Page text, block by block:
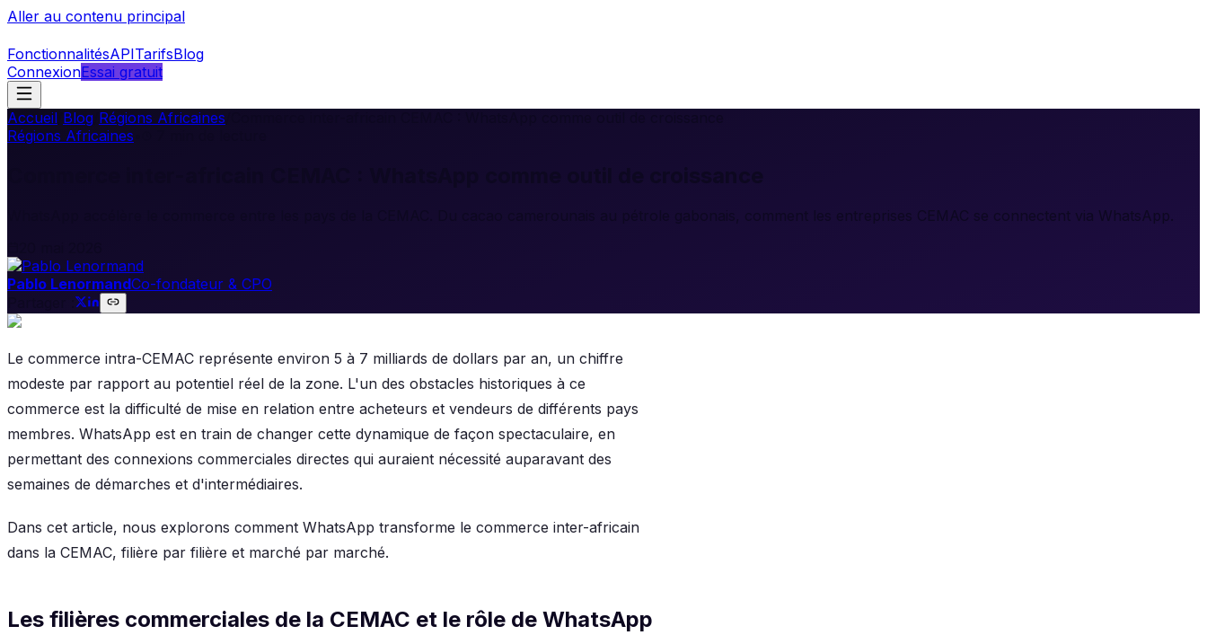
Aller au contenu principal
FonctionnalitésAPITarifsBlog
ConnexionEssai gratuit
Accueil Blog Régions Africaines
Régions Africaines
WhatsApp accélère le commerce entre les pays de la CEMAC. Du cacao camerounais au pétrole gabonais, comment les entreprises CEMAC se connectent via WhatsApp.
Pablo LenormandCo-fondateur & CPO
Le commerce intra-CEMAC représente environ 5 à 7 milliards de dollars par an, un chiffre
modeste par rapport au potentiel réel de la zone. L'un des obstacles historiques à ce
commerce est la difficulté de mise en relation entre acheteurs et vendeurs de différents pays
membres. WhatsApp est en train de changer cette dynamique de façon spectaculaire, en
permettant des connexions commerciales directes qui auraient nécessité auparavant des
semaines de démarches et d'intermédiaires.
Dans cet article, nous explorons comment WhatsApp transforme le commerce inter-africain
dans la CEMAC, filière par filière et marché par marché.
Les filières commerciales de la CEMAC et le rôle de WhatsApp